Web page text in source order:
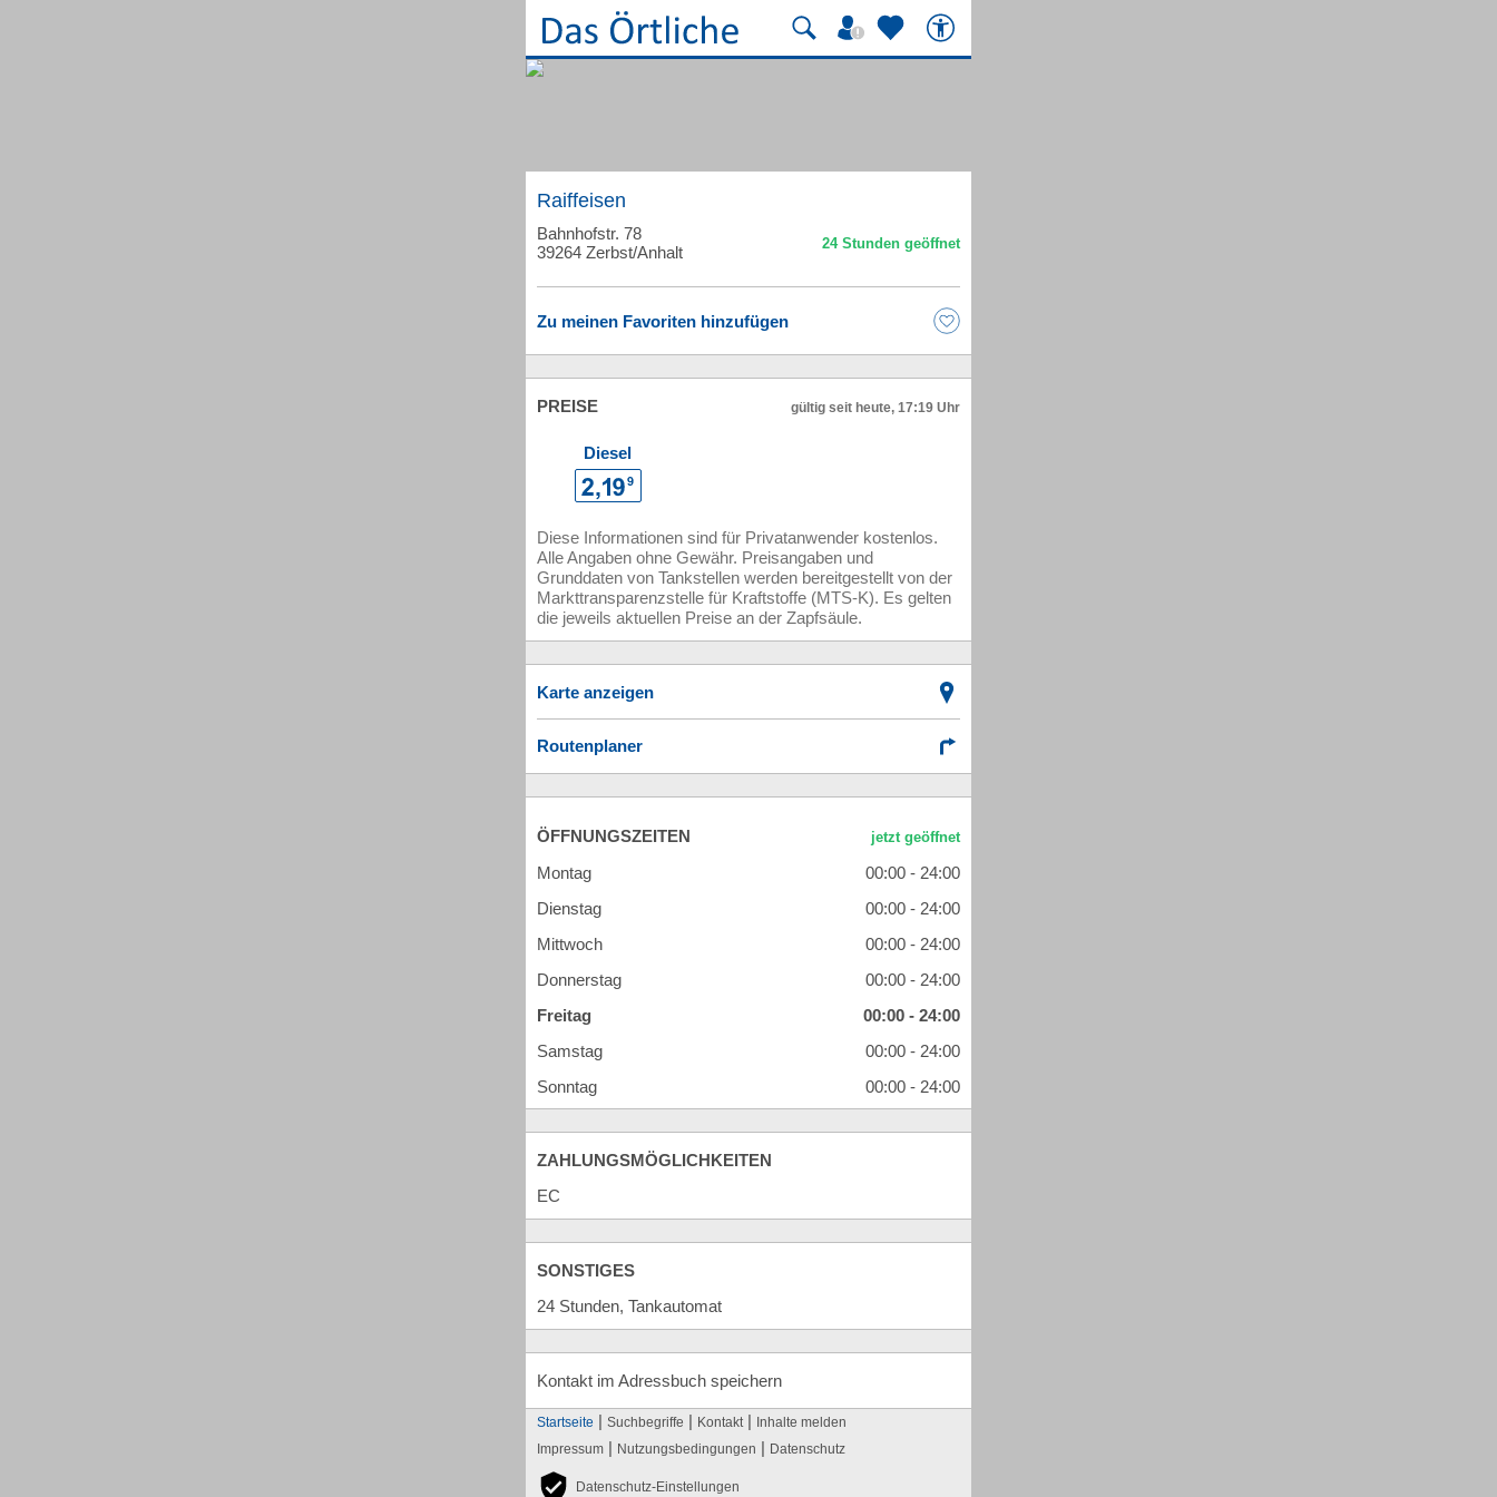
Raiffeisen
Bahnhofstr. 78
39264 Zerbst/Anhalt
Zu meinen Favoriten hinzufügen
PREISE gültig seit heute, 17:19 Uhr
Diesel
Diese Informationen sind für Privatanwender kostenlos.
Alle Angaben ohne Gewähr. Preisangaben und
Grunddaten von Tankstellen werden bereitgestellt von der
Markttransparenzstelle für Kraftstoffe (MTS-K). Es gelten
die jeweils aktuellen Preise an der Zapfsäule.
Karte anzeigen
Routenplaner
ÖFFNUNGSZEITEN
Montag
00:00 - 24:00
Dienstag
00:00 - 24:00
Mittwoch
00:00 - 24:00
Donnerstag
00:00 - 24:00
Freitag
00:00 - 24:00
Samstag
00:00 - 24:00
Sonntag
00:00 - 24:00
ZAHLUNGSMÖGLICHKEITEN
EC
SONSTIGES
24 Stunden, Tankautomat
Kontakt im Adressbuch speichern
Startseite | Suchbegriffe | Kontakt | Inhalte melden
Impressum | Nutzungsbedingungen | Datenschutz
Datenschutz-Einstellungen